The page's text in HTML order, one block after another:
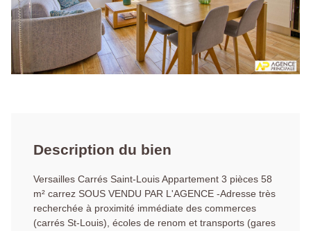
Description du bien
Versailles Carrés Saint-Louis Appartement 3 pièces 58
m² carrez SOUS VENDU PAR L'AGENCE -Adresse très
recherchée à proximité immédiate des commerces
(carrés St-Louis), écoles de renom et transports (gares